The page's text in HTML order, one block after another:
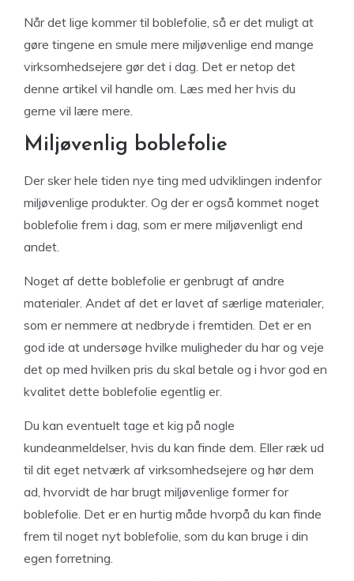
Når det lige kommer til boblefolie, så er det muligt at
gøre tingene en smule mere miljøvenlige end mange
virksomhedsejere gør det i dag. Det er netop det
denne artikel vil handle om. Læs med her hvis du
gerne vil lære mere.
Miljøvenlig boblefolie
Der sker hele tiden nye ting med udviklingen indenfor
miljøvenlige produkter. Og der er også kommet noget
boblefolie frem i dag, som er mere miljøvenligt end
andet.
Noget af dette boblefolie er genbrugt af andre
materialer. Andet af det er lavet af særlige materialer,
som er nemmere at nedbryde i fremtiden. Det er en
god ide at undersøge hvilke muligheder du har og veje
det op med hvilken pris du skal betale og i hvor god en
kvalitet dette boblefolie egentlig er.
Du kan eventuelt tage et kig på nogle
kundeanmeldelser, hvis du kan finde dem. Eller ræk ud
til dit eget netværk af virksomhedsejere og hør dem
ad, hvorvidt de har brugt miljøvenlige former for
boblefolie. Det er en hurtig måde hvorpå du kan finde
frem til noget nyt boblefolie, som du kan bruge i din
egen forretning.